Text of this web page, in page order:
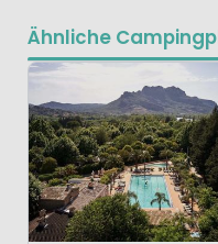
Ähnliche